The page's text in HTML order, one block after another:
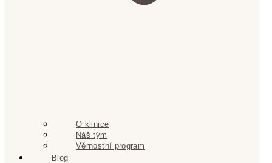
O klinice
Náš tým
Věrnostní program
Blog